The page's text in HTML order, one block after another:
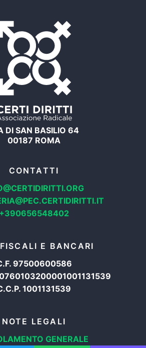
DI SAN BASILIO 64
00187 ROMA
CONTATTI
+390656548402
E BANCARI
97500600586
1001131539
NOTE LEGALI
GENERALE